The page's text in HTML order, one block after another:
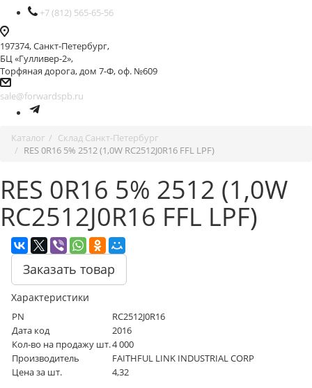
+7 (812) 565-65-56
197374, Санкт-Петербург,
БЦ «Гулливер-2»,
Торфяная дорога, дом 7-Ф, оф. №609
sale@forwardspb.ru
Каталог
Cклад Санкт-Петербург
RES 0R16 5% 2512 (1,0W RC2512J0R16 FFL LPF)
RES 0R16 5% 2512 (1,0W
RC2512J0R16 FFL LPF)
Заказать товар
Характеристики
PN
RC2512J0R16
Дата код
2016
Кол-во на продажу шт.4 000
Производитель
FAITHFUL LINK INDUSTRIAL CORP
Цена за шт.
4,32